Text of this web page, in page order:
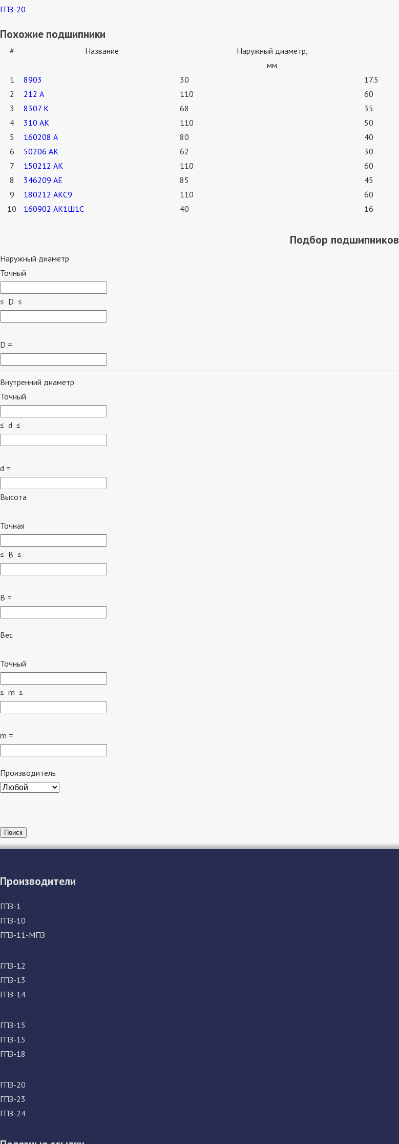
ГПЗ-20
Похожие подшипники
# Название
Наружный диаметр,
мм
1
8903 30 17.5
2
212 А 110 60
3
8307 К 68 35
4
310 АК 110 50
5
160208 А 80 40
6
50206 АК 62 30
7
150212 АК 110 60
8
346209 АЕ 85 45
9
180212 АКС9 110 60
10
160902 АК1Ш1С 40 16
Подбор подшипников
Наружный диаметр
Точный
≤ D ≤
D =
Внутренний диаметр
Точный
≤ d ≤
d =
Высота
Точная
≤ B ≤
B =
Вес
Точный
≤ m ≤
m =
Производитель
Поиск
Производители
ГПЗ-1
ГПЗ-10
ГПЗ-11-МПЗ
ГПЗ-12
ГПЗ-13
ГПЗ-14
ГПЗ-15
ГПЗ-15
ГПЗ-18
ГПЗ-20
ГПЗ-23
ГПЗ-24